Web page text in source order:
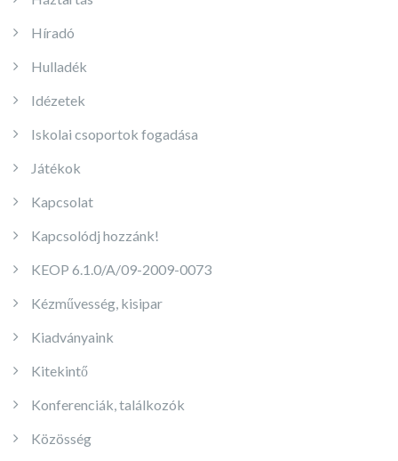
Híradó
Hulladék
Idézetek
Iskolai csoportok fogadása
Játékok
Kapcsolat
Kapcsolódj hozzánk!
KEOP 6.1.0/A/09-2009-0073
Kézművesség, kisipar
Kiadványaink
Kitekintő
Konferenciák, találkozók
Közösség